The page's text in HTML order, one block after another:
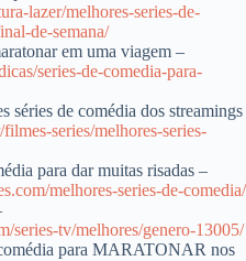
lazer/melhores-series-de-
de-semana/
em uma viagem –
series-de-comedia-para-
séries de comédia dos streamings
series/melhores-series-
para dar muitas risadas –
melhores-series-de-comedia/
series-tv/melhores/genero-13005/
para MARATONAR nos